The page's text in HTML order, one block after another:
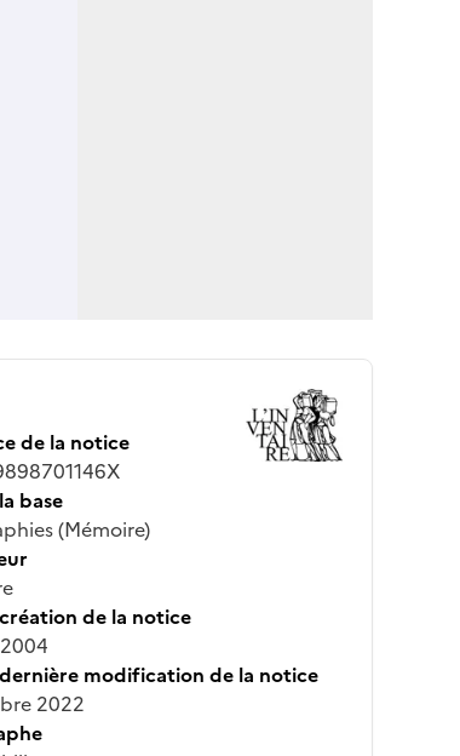
de la notice
base
(Mémoire)
de la notice
modification de la notice
2022